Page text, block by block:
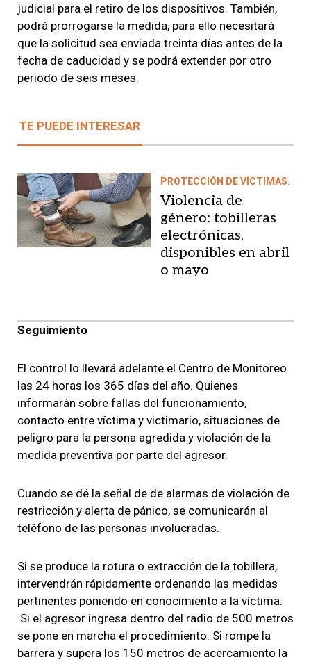
judicial para el retiro de los dispositivos. También,
podrá prorrogarse la medida, para ello necesitará
que la solicitud sea enviada treinta días antes de la
fecha de caducidad y se podrá extender por otro
periodo de seis meses.
TE PUEDE INTERESAR
PROTECCIÓN DE VÍCTIMAS.
Violencia de
género: tobilleras
electrónicas,
disponibles en abril
o mayo
Seguimiento
El control lo llevará adelante el Centro de Monitoreo
las 24 horas los 365 días del año. Quienes
informarán sobre fallas del funcionamiento,
contacto entre víctima y victimario, situaciones de
peligro para la persona agredida y violación de la
medida preventiva por parte del agresor.
Cuando se dé la señal de de alarmas de violación de
restricción y alerta de pánico, se comunicarán al
teléfono de las personas involucradas.
Si se produce la rotura o extracción de la tobillera,
intervendrán rápidamente ordenando las medidas
pertinentes poniendo en conocimiento a la víctima.
Si el agresor ingresa dentro del radio de 500 metros
se pone en marcha el procedimiento. Si rompe la
barrera y supera los 150 metros de acercamiento la